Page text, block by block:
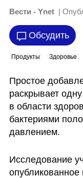
Вести - Ynet |
Обсудить
Продукты Здоровье
Простое
раскрывает
в области
бактериями
давлением.
Исследование